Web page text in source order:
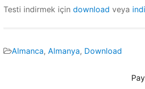
Testi indirmek için download veya
Almanca, Almanya, Download